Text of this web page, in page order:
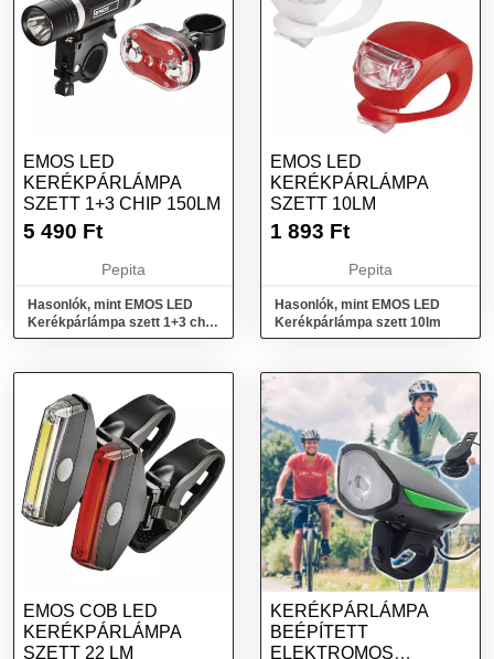
EMOS LED
KERÉKPÁRLÁMPA
SZETT 1+3 CHIP 150LM
5 490 Ft
Pepita
Hasonlók, mint EMOS LED
Kerékpárlámpa szett 1+3 chip
150lm
EMOS LED
KERÉKPÁRLÁMPA
SZETT 10LM
1 893 Ft
Pepita
Hasonlók, mint EMOS LED
Kerékpárlámpa szett 10lm
EMOS COB LED
KERÉKPÁRLÁMPA
SZETT 22 LM
KERÉKPÁRLÁMPA
BEÉPÍTETT
ELEKTROMOS